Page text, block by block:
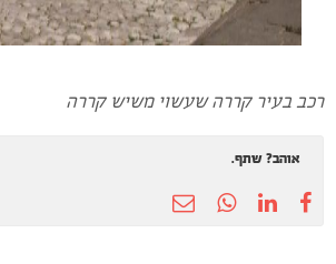
רכב בעיר קררה שעשוי משיש קררה
אוהב? שתף.